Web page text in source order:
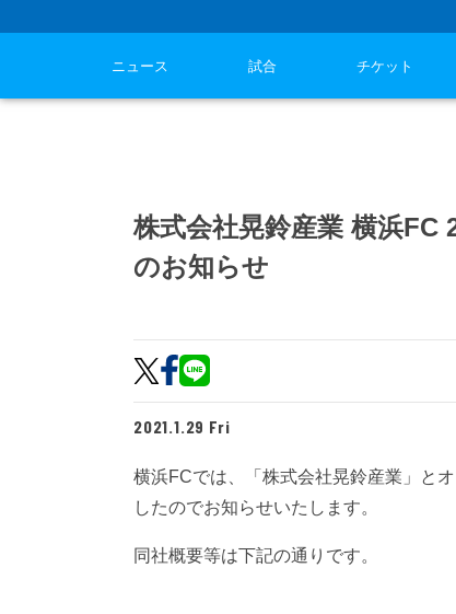
ニュース 試合 チケット
株式会社晃鈴産業 横浜FC
のお知らせ
2021.1.29 Fri
横浜FCでは、「株式会社晃鈴産業」と
したのでお知らせいたします。
同社概要等は下記の通りです。